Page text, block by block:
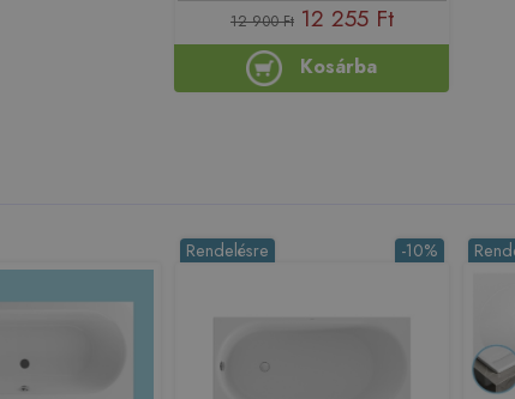
12 900 Ft 12 255 Ft
Kosárba
-10%
Rendelésre